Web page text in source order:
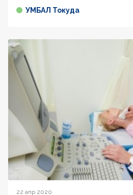
УМБАЛ Токуда
22 апр 2020